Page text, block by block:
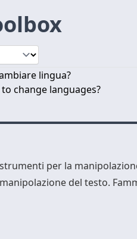
lingua?
change languages?
per la
del testo.